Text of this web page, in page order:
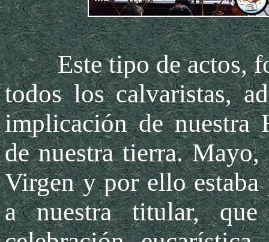
Este tipo de actos,
todos los calvaristas,
implicación de nuestra
de nuestra tierra.
Virgen y por ello
a nuestra titular,